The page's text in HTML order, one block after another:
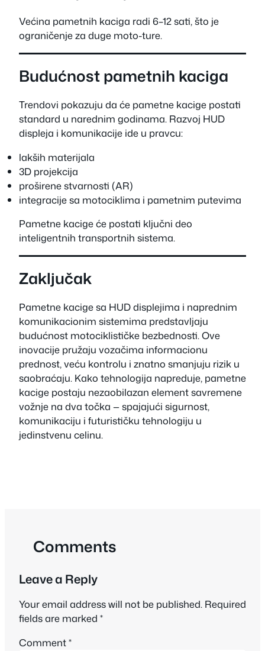
Većina pametnih kaciga radi 6–12 sati, što je
ograničenje za duge moto-ture.
Budućnost pametnih kaciga
Trendovi pokazuju da će pametne kacige postati
standard u narednim godinama. Razvoj HUD
displeja i komunikacije ide u pravcu:
lakših materijala
3D projekcija
proširene stvarnosti (AR)
integracije sa motociklima i pametnim putevima
Pametne kacige će postati ključni deo
inteligentnih transportnih sistema.
Zaključak
Pametne kacige sa HUD displejima i naprednim
komunikacionim sistemima predstavljaju
budućnost motociklističke bezbednosti. Ove
inovacije pružaju vozačima informacionu
prednost, veću kontrolu i znatno smanjuju rizik u
saobraćaju. Kako tehnologija napreduje, pametne
kacige postaju nezaobilazan element savremene
vožnje na dva točka — spajajući sigurnost,
komunikaciju i futurističku tehnologiju u
jedinstvenu celinu.
Comments
Leave a Reply
Your email address will not be published. Required
fields are marked *
Comment*